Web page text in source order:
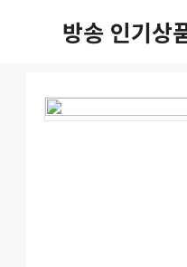
방송 인기상